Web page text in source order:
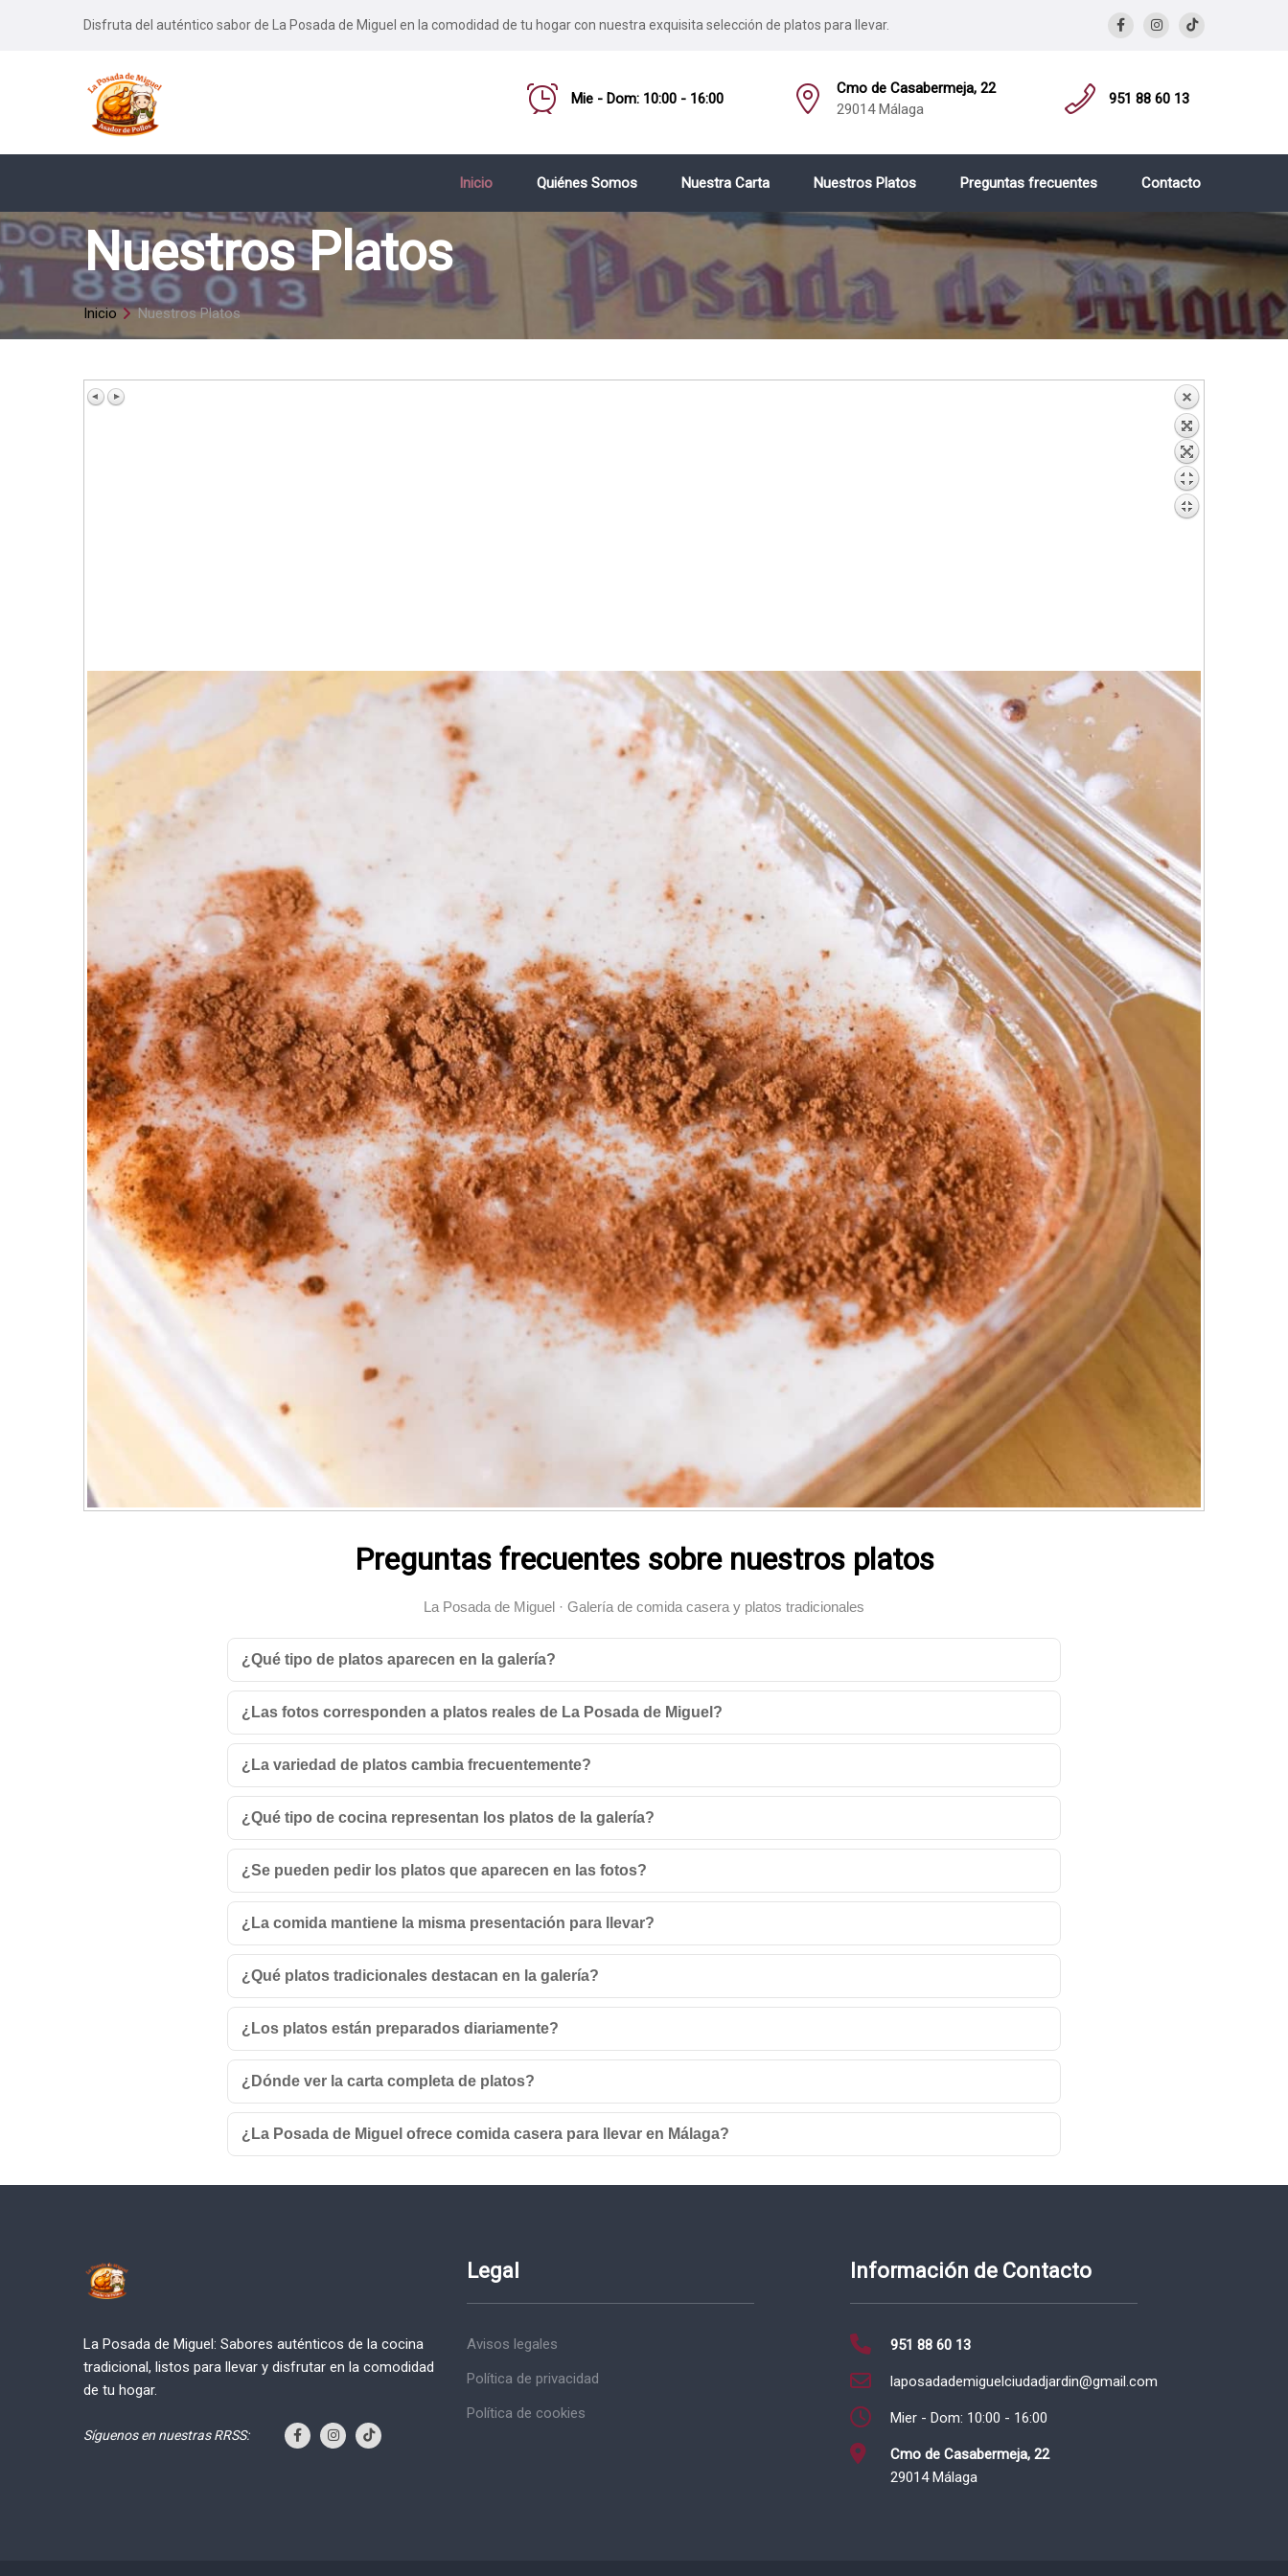
Disfruta del auténtico sabor de La Posada de Miguel en la comodidad de tu hogar con nuestra exquisita selección de platos para llevar.
Mie - Dom: 10:00 - 16:00
Cmo de Casabermeja, 22
29014 Málaga
951 88 60 13
Inicio Quiénes Somos Nuestra Carta Nuestros Platos Preguntas frecuentes Contacto
Nuestros Platos
Inicio Nuestros Platos
Preguntas frecuentes sobre nuestros platos
La Posada de Miguel · Galería de comida casera y platos tradicionales
¿Qué tipo de platos aparecen en la galería?
¿Las fotos corresponden a platos reales de La Posada de Miguel?
¿La variedad de platos cambia frecuentemente?
¿Qué tipo de cocina representan los platos de la galería?
¿Se pueden pedir los platos que aparecen en las fotos?
¿La comida mantiene la misma presentación para llevar?
¿Qué platos tradicionales destacan en la galería?
¿Los platos están preparados diariamente?
¿Dónde ver la carta completa de platos?
¿La Posada de Miguel ofrece comida casera para llevar en Málaga?
La Posada de Miguel: Sabores auténticos de la cocina
tradicional, listos para llevar y disfrutar en la comodidad
de tu hogar.
Síguenos en nuestras RRSS:
Legal
Avisos legales
Política de privacidad
Política de cookies
Información de Contacto
951 88 60 13
laposadademiguelciudadjardin@gmail.com
Mier - Dom: 10:00 - 16:00
Cmo de Casabermeja, 22
29014 Málaga